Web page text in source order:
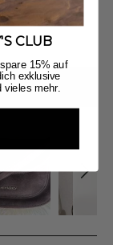
CLUB
15% auf
exklusive
mehr.